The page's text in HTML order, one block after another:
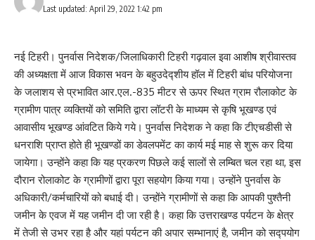
Last updated: April 29, 2022 1:42 pm
नई टिहरी। पुनर्वास निदेशक/जिलाधिकारी टिहरी गढ़वाल इवा आशीष श्रीवास्तव
की अध्यक्षता में आज विकास भवन के बहुउदेद्शीय हॉल में टिहरी बांध परियोजना
के जलाशय से प्रभावित आर.एल.-835 मीटर से ऊपर स्थित ग्राम रौलाकोट के
ग्रामीण पात्र व्यक्तियों को समिति द्वारा लॉटरी के माध्यम से कृषि भूखण्ड एवं
आवासीय भूखण्ड आंवटित किये गये। पुनर्वास निदेशक ने कहा कि टीएचडीसी से
धनराशि प्राप्त होते ही भूखण्डों का डेवलपमेंट का कार्य मई माह से शुरू कर दिया
जायेगा। उन्होंने कहा कि यह प्रकरण पिछले कई सालों से लम्बित चल रहा था, इस
दौरान रोलाकोट के ग्रामीणों द्वारा पूरा सहयोग किया गया। उन्होंने पुनर्वास के
अधिकारी/कर्मचारियों को बधाई दी। उन्होंने ग्रामीणों से कहा कि आपकी पुश्तैनी
जमीन के एवज में यह जमीन दी जा रही है। कहा कि उत्तराखण्ड पर्यटन के क्षेत्र
में तेजी से उभर रहा है और यहां पर्यटन की अपार सम्भानाएं है, जमीन को सद्पयोग